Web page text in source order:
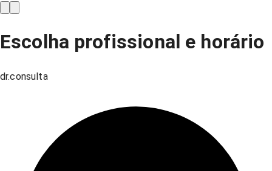
Escolha profissional e horário
dr.consulta